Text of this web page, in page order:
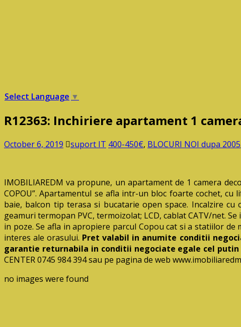
Select Language ▼
R12363: Inchiriere apartament 1
October 6, 2019 suport IT 400-450€, BLOCURI NOI dupa 2005
IMOBILIAREDM va propune, un apartament de 1 camera
COPOU”. Apartamentul se afla intr-un bloc foarte cochet,
baie, balcon tip terasa si bucatarie open space. Incalzire
geamuri termopan PVC, termoizolat; LCD, cablat CATV/net.
in poze. Se afla in apropiere parcul Copou cat si a statiilor
interes ale orasului. Pret valabil in anumite conditii
garantie returnabila in conditii negociate egale cel putin
CENTER 0745 984 394 sau pe pagina de web
no images were found